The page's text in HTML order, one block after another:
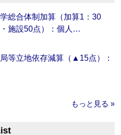
総合体制加算（加算1：30
施設50点）：個人…
等立地依存減算（▲15点）：
もっと見る »